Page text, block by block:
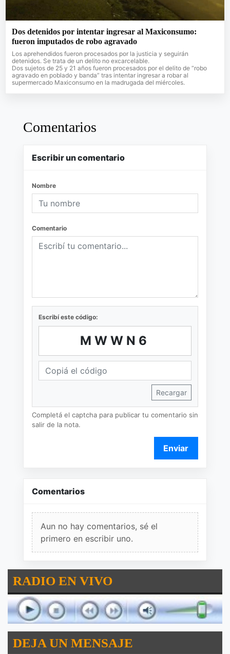
Dos detenidos por intentar ingresar al Maxiconsumo:
fueron imputados de robo agravado
Los aprehendidos fueron procesados por la justicia y seguirán
detenidos. Se trata de un delito no excarcelable.
Dos sujetos de 25 y 21 años fueron procesados por el delito de “robo
agravado en poblado y banda” tras intentar ingresar a robar al
supermercado Maxiconsumo en la madrugada del miércoles.
Comentarios
Escribir un comentario
Nombre
Comentario
Escribí este código:
MWWN6
Recargar
Completá el captcha para publicar tu comentario sin
salir de la nota.
Enviar
Comentarios
Aun no hay comentarios, sé el
primero en escribir uno.
RADIO EN VIVO
DEJA UN MENSAJE